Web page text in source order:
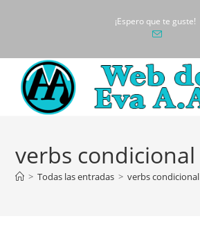
¡Espero que te guste!
verbs condicional
> Todas las entradas > verbs condicional